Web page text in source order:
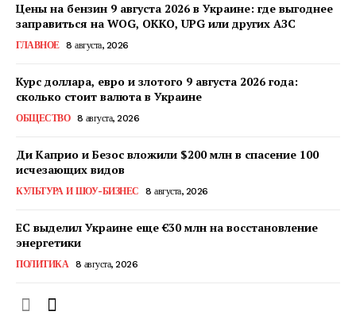
КавПолит
Цены на бензин 9 августа 2026 в Украине: где выгоднее
заправиться на WOG, OKKO, UPG или других АЗС
ГЛАВНОЕ 8 августа, 2026
Курс доллара, евро и злотого 9 августа 2026 года:
сколько стоит валюта в Украине
ОБЩЕСТВО 8 августа, 2026
Ди Каприо и Безос вложили $200 млн в спасение 100
исчезающих видов
КУЛЬТУРА И ШОУ-БИЗНЕС 8 августа, 2026
ЕС выделил Украине еще €30 млн на восстановление
энергетики
ПОЛИТИКА 8 августа, 2026